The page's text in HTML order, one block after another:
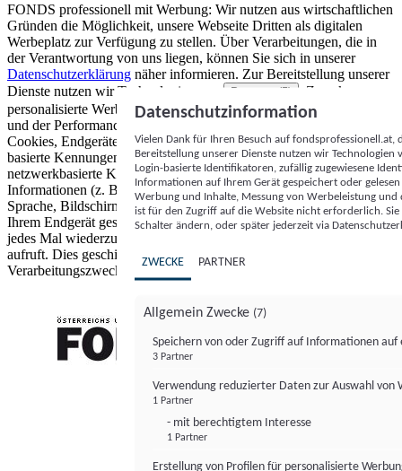
FONDS professionell mit Werbung: Wir nutzen aus wirtschaftlichen
Gründen die Möglichkeit, unsere Webseite Dritten als digitalen
Werbeplatz zur Verfügung zu stellen. Über Verarbeitungen, die in
der Verantwortung von uns liegen, können Sie sich in unserer
Datenschutzerklärung näher informieren. Zur Bereitstellung unserer
Dienste nutzen wir Technologien von
Partnern (5)
. Zwecke:
personalisierte Werbung und Inhalte, Messung von Werbeleistung
und der Performance von Inhalten sowie Zielgruppenforschung.
Cookies, Endgeräte- oder ähnliche Online-Kennungen (z. B. login-
basierte Kennungen, zufällig generierte Kennungen,
netzwerkbasierte Kennungen) können zusammen mit anderen
Informationen (z. B. Browsertyp und Browserinformationen,
Sprache, Bildschirmgröße, unterstützte Technologien usw.) auf
Ihrem Endgerät gespeichert oder von dort ausgelesen werden, um es
jedes Mal wiederzuerkennen, wenn es eine App oder einer Webseite
aufruft. Dies geschieht für einen oder mehrere der hier aufgeführten
Verarbeitungszwecke.
Datenschutzinformation
Vielen Dank für Ihren Besuch auf
Bereitstellung unserer Dienste nutzen wir Technologien
Login-basierte Identifikatoren, zufällig zugewiesene
Informationen auf Ihrem Gerät gespeichert oder
Werbung und Inhalte, Messung von Werbeleistung
ist für den Zugriff auf die Website nicht erforderlich.
Schalter ändern, oder später jederzeit via
ZWECKE PARTNER
Allgemein Zwecke (7)
Speichern von oder Zugriff auf Informationen auf
3 Partner
Verwendung reduzierter Daten zur Auswahl von
1 Partner
- mit berechtigtem Interesse
1 Partner
Erstellung von Profilen für personalisierte
FONDS professionell